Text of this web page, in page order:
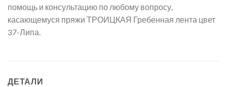
помощь и консультацию по любому вопросу,
касающемуся пряжи ТРОИЦКАЯ Гребенная лента цвет
37-Липа.
ДЕТАЛИ